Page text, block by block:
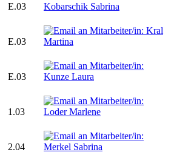
E.03
E.03
E.03
1.03
2.04